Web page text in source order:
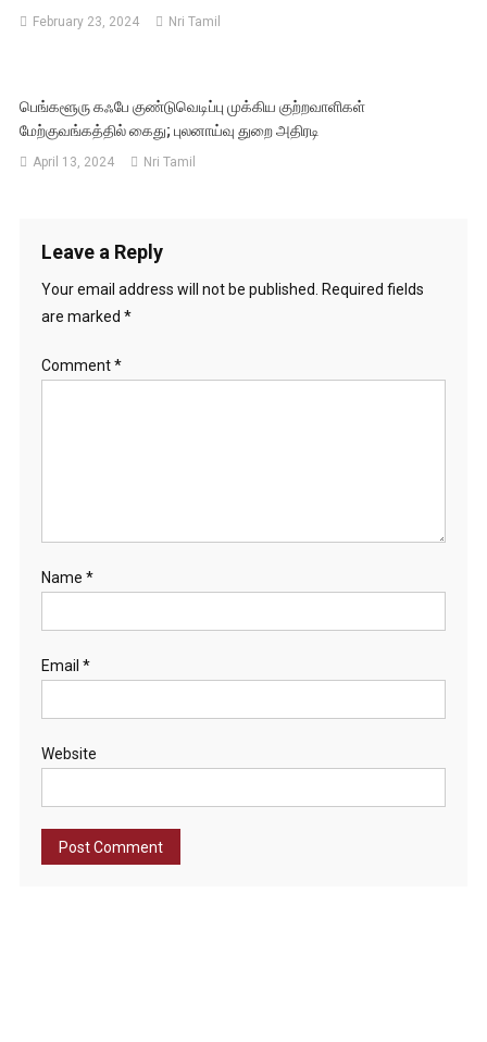
February 23, 2024 Nri Tamil
பெங்களூரு கஃபே குண்டுவெடிப்பு முக்கிய குற்றவாளிகள்
மேற்குவங்கத்தில் கைது; புலனாய்வு துறை அதிரடி
April 13, 2024 Nri Tamil
Leave a Reply
Your email address will not be published.
Required fields
are marked *
Comment*
Name *
Email *
Website